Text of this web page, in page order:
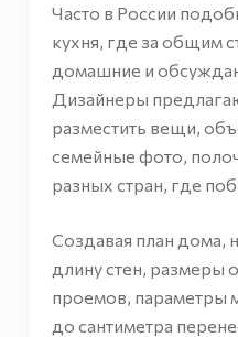
Часто в России
кухня, где за общим
домашние и
Дизайнеры
разместить вещи,
семейные фото,
разных стран, где
Создавая план дома,
длину стен, размеры
проемов, параметры
до сантиметра